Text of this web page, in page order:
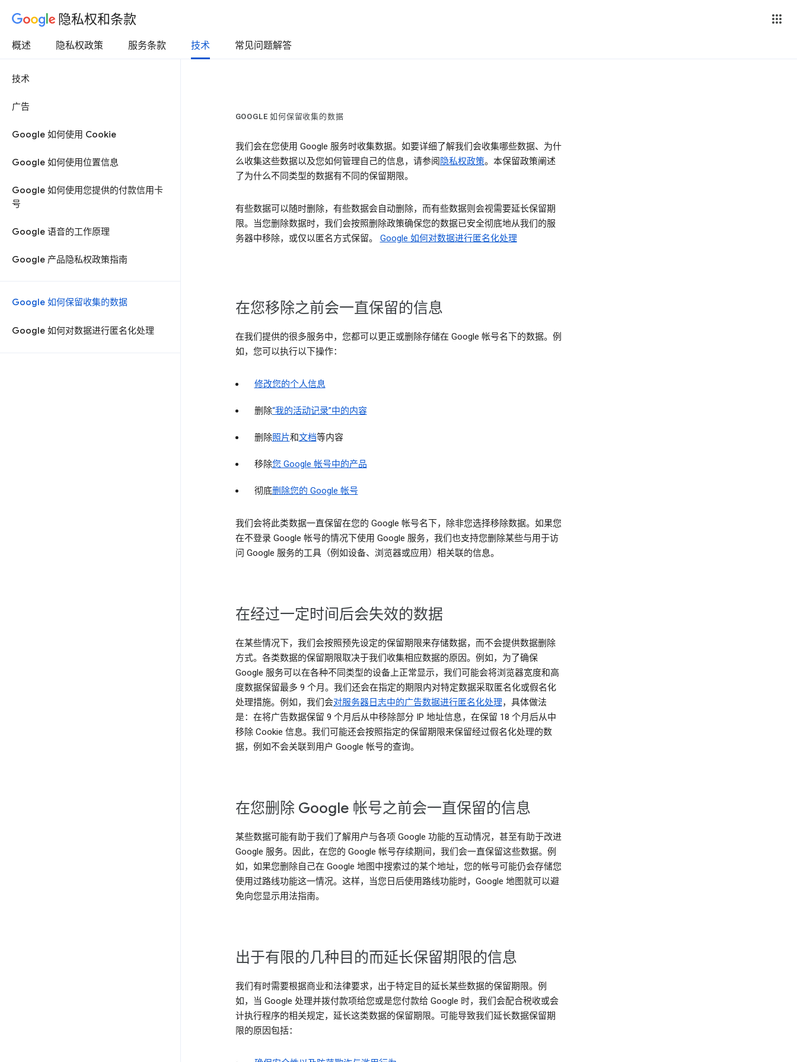
隐私权和条款
概述 隐私权政策 服务条款 技术 常见问题解答
技术
广告
Google 如何使用 Cookie
Google 如何使用位置信息
Google 如何使用您提供的付款信用卡
号
Google 语音的工作原理
Google 产品隐私权政策指南
Google 如何保留收集的数据
Google 如何对数据进行匿名化处理
GOOGLE 如何保留收集的数据
我们会在您使用 Google 服务时收集数据。如要详细了解我们会收集哪些数据、为什
么收集这些数据以及您如何管理自己的信息，请参阅 隐私权政策。本保留政策阐述
了为什么不同类型的数据有不同的保留期限。
有些数据可以随时删除，有些数据会自动删除，而有些数据则会视需要延长保留期
限。当您删除数据时，我们会按照删除政策确保您的数据已安全彻底地从我们的服
务器中移除，或仅以匿名方式保留。 Google 如何对数据进行匿名化处理
在您移除之前会一直保留的信息
在我们提供的很多服务中，您都可以更正或删除存储在 Google 帐号名下的数据。例
如，您可以执行以下操作：
修改您的个人信息
删除“我的活动记录”中的内容
删除照片和文档等内容
移除您 Google 帐号中的产品
彻底删除您的 Google 帐号
我们会将此类数据一直保留在您的 Google 帐号名下，除非您选择移除数据。如果您
在不登录 Google 帐号的情况下使用 Google 服务，我们也支持您删除某些与用于访
问 Google 服务的工具（例如设备、浏览器或应用）相关联的信息。
在经过一定时间后会失效的数据
在某些情况下，我们会按照预先设定的保留期限来存储数据，而不会提供数据删除
方式。各类数据的保留期限取决于我们收集相应数据的原因。例如，为了确保
Google 服务可以在各种不同类型的设备上正常显示，我们可能会将浏览器宽度和高
度数据保留最多 9 个月。我们还会在指定的期限内对特定数据采取匿名化或假名化
处理措施。例如，我们会对服务器日志中的广告数据进行匿名化处理，具体做法
是：在将广告数据保留 9 个月后从中移除部分 IP 地址信息，在保留 18 个月后从中
移除 Cookie 信息。我们可能还会按照指定的保留期限来保留经过假名化处理的数
据，例如不会关联到用户 Google 帐号的查询。
在您删除 Google 帐号之前会一直保留的信息
某些数据可能有助于我们了解用户与各项 Google 功能的互动情况，甚至有助于改进
Google 服务。因此，在您的 Google 帐号存续期间，我们会一直保留这些数据。例
如，如果您删除自己在 Google 地图中搜索过的某个地址，您的帐号可能仍会存储您
使用过路线功能这一情况。这样，当您日后使用路线功能时，Google 地图就可以避
免向您显示用法指南。
出于有限的几种目的而延长保留期限的信息
我们有时需要根据商业和法律要求，出于特定目的延长某些数据的保留期限。例
如，当 Google 处理并拨付款项给您或是您付款给 Google 时，我们会配合税收或会
计执行程序的相关规定，延长这类数据的保留期限。可能导致我们延长数据保留期
限的原因包括：